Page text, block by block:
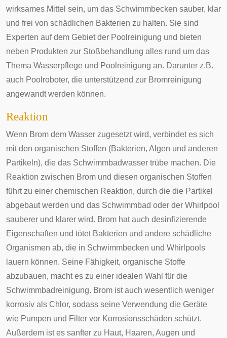
wirksames Mittel sein, um das Schwimmbecken sauber, klar
und frei von schädlichen Bakterien zu halten. Sie sind
Experten auf dem Gebiet der Poolreinigung und bieten
neben Produkten zur Stoßbehandlung alles rund um das
Thema Wasserpflege und Poolreinigung an. Darunter z.B.
auch Poolroboter, die unterstützend zur Bromreinigung
angewandt werden können.
Reaktion
Wenn Brom dem Wasser zugesetzt wird, verbindet es sich
mit den organischen Stoffen (Bakterien, Algen und anderen
Partikeln), die das Schwimmbadwasser trübe machen. Die
Reaktion zwischen Brom und diesen organischen Stoffen
führt zu einer chemischen Reaktion, durch die die Partikel
abgebaut werden und das Schwimmbad oder der Whirlpool
sauberer und klarer wird. Brom hat auch desinfizierende
Eigenschaften und tötet Bakterien und andere schädliche
Organismen ab, die in Schwimmbecken und Whirlpools
lauern können. Seine Fähigkeit, organische Stoffe
abzubauen, macht es zu einer idealen Wahl für die
Schwimmbadreinigung. Brom ist auch wesentlich weniger
korrosiv als Chlor, sodass seine Verwendung die Geräte
wie Pumpen und Filter vor Korrosionsschäden schützt.
Außerdem ist es sanfter zu Haut, Haaren, Augen und